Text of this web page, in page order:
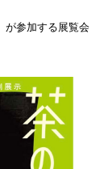
が参加する展覧会